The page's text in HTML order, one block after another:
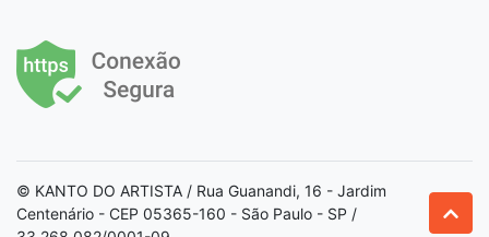
© KANTO DO ARTISTA / Rua Guanandi, 16 - Jardim
Centenário - CEP 05365-160 - São Paulo - SP /